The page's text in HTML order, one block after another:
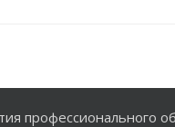
профессионального